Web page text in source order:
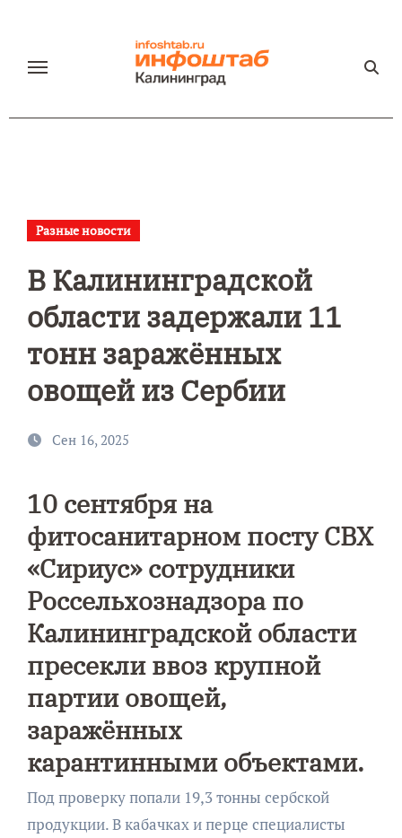
содержанию
Разные новости
В Калининградской
области задержали 11
тонн заражённых
овощей из Сербии
Сен 16, 2025
10 сентября на
фитосанитарном посту СВХ
«Сириус» сотрудники
Россельхознадзора по
Калининградской области
пресекли ввоз крупной
партии овощей,
заражённых
карантинными объектами.
Под проверку попали 19,3 тонны сербской
продукции. В кабачках и перце специалисты